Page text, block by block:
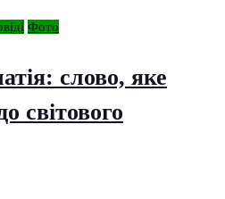
Фото
слово, яке
світового